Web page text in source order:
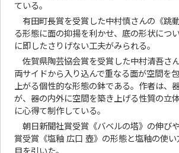
ている。
有田町長賞を受賞した中村慎さんの《跳
る形態に面の抑揚を利かせ、底の形状につ
に即したさりげない工夫がみられる。
佐賀県陶芸協会賞を受賞した中村清吾さん
両サイドから入り込んで重なる面が空間を
上がる個性的な形態の鉢である。作者は、
が、器の内外に空間を築き上げる性質の立
に心得て制作している。
朝日新聞社賞受賞《バベルの塔》の伸び
賞受賞《塩釉 広口 壺》の形態と塩釉の使